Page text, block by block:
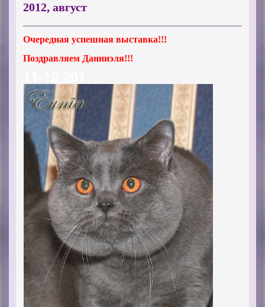
2012, август
Очередная успешная выставка!!!
Поздравляем Данниэля!!!